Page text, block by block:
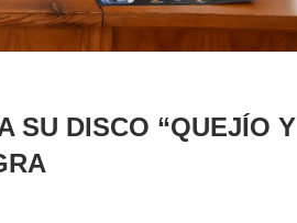
SU DISCO “QUEJÍO Y